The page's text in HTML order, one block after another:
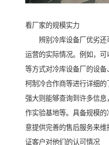
看厂家的规模实力
辨别冷库设备厂优劣还
运营的实际情况。例如，
等方式对冷库设备厂的设
柯制冷合作商等进行详细
强大则能够查询到许多信
作实验基地等。具备规模
意提供完善的售后服务来
证客户对他们的认可情况